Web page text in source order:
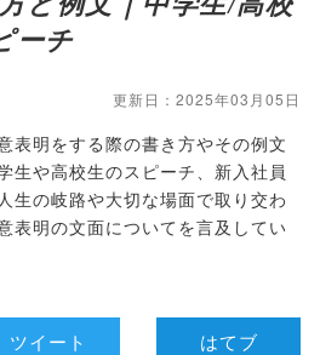
ーチ
更新日：2025年03月05日
表明をする際の書き方やその例文
生や高校生のスピーチ、新入社員
生の岐路や大切な場面で取り交わ
表明の文面についてを言及してい
ツイート はてブ